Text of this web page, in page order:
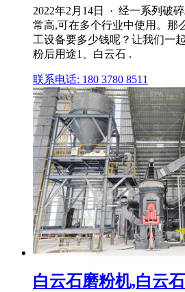
2022年2月14日 · 经一系列破
常高,可在多个行业中使用。那
工设备要多少钱呢？让我们一
粉后用途1、白云石 .
联系电话: 180 3780 8511
白云石磨粉机,白云